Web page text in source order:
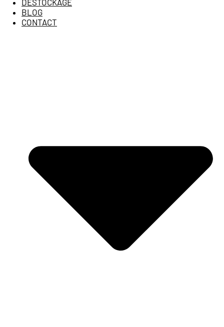
DÉSTOCKAGE
BLOG
CONTACT